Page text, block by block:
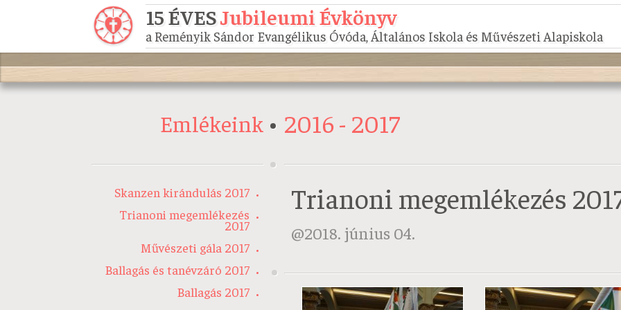
15 ÉVESJubileumi Évkönyv
a Reményik Sándor Evangélikus Óvóda, Általános Iskola és Művészeti Alapiskola
Emlékeink 2016 - 2017
Skanzen kirándulás 2017
Trianoni megemlékezés
2017
Művészeti gála 2017
Ballagás és tanévzáró 2017
Ballagás 2017
Trianoni megemlékezés
2018. június 04.